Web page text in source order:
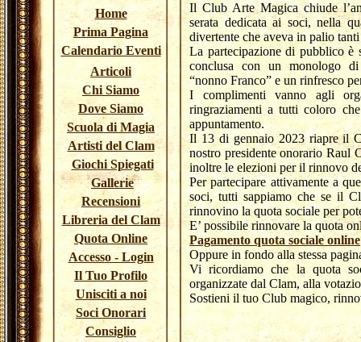
Home
Prima Pagina
Calendario Eventi
Articoli
Chi Siamo
Dove Siamo
Scuola di Magia
Artisti del Clam
Giochi Spiegati
Gallerie
Recensioni
Libreria del Clam
Quota Online
Accesso - Login
Il Tuo Profilo
Unisciti a noi
Soci Onorari
Consiglio
Il Club Arte Magica chiude
serata dedicata ai soci, nella
divertente che aveva in palio
La partecipazione di pubblico è
conclusa con un monologo
“nonno Franco” e un rinfresco
I complimenti vanno agli
ringraziamenti a tutti coloro
appuntamento.
Il 13 di gennaio 2023 riapre il
nostro presidente onorario Raul
inoltre le elezioni per il rinnovo
Per partecipare attivamente a
soci, tutti sappiamo che se il
rinnovino la quota sociale per
E’ possibile rinnovare la quota
Pagamento quota sociale online
Oppure in fondo alla stessa
Vi ricordiamo che la quota
organizzate dal Clam, alla
Sostieni il tuo Club magico,